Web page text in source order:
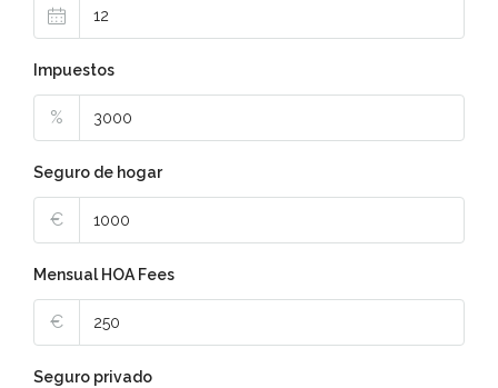
Impuestos
%
Seguro de hogar
€
Mensual HOA Fees
€
Seguro privado